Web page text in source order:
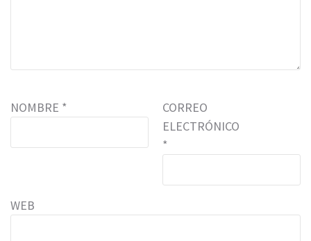
NOMBRE *
CORREO
ELECTRÓNICO
*
WEB